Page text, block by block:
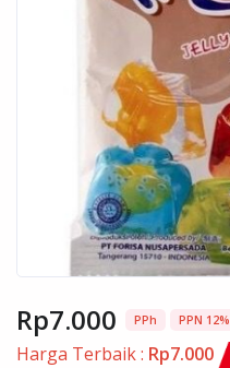
Rp7.000 PPh PPN 12%
Harga Terbaik : Rp7.000